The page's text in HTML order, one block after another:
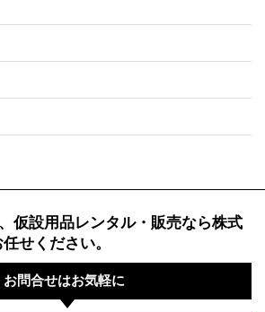
仮設用品レンタル・販売なら株式
せください。
お問合せはお気軽に